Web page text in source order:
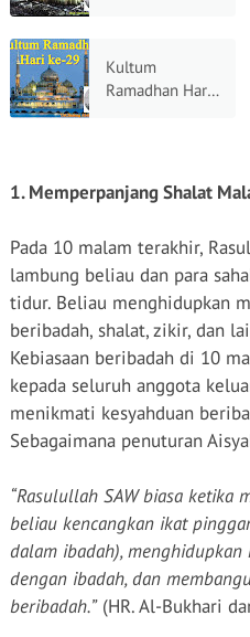
Husnul
Khatimah,
Mengukir Akhir
Kultum
Ramadhan Hari
Keistiqamahan
Saat Ramadhan
1. Memperpanjang Shalat
Pada 10 malam terakhir,
lambung beliau dan para
tidur. Beliau menghidupkan
beribadah, shalat, zikir, dan
Kebiasaan beribadah di 10
kepada seluruh anggota
menikmati kesyahduan
Sebagaimana penuturan
“Rasulullah SAW biasa ketika
beliau kencangkan ikat
dalam ibadah),
dengan ibadah, dan
beribadah.”(HR. Al-Bukhari